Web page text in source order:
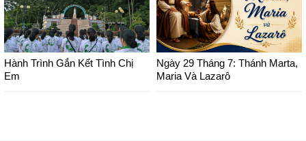
Hành Trình Gắn Kết Tình Chị
Em
Ngày 29 Tháng 7: Thánh Marta,
Maria Và Lazarô